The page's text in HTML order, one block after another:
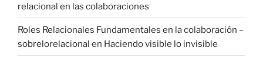
relacional en las colaboraciones
Roles Relacionales Fundamentales en la colaboración –
sobrelorelacional en Haciendo visible lo invisible